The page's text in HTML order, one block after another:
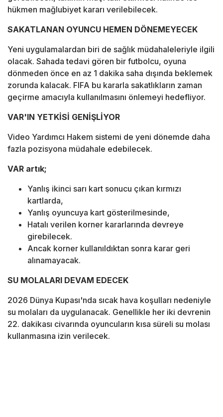
hükmen mağlubiyet kararı verilebilecek.
SAKATLANAN OYUNCU HEMEN DÖNEMEYECEK
Yeni uygulamalardan biri de sağlık müdahaleleriyle ilgili
olacak. Sahada tedavi gören bir futbolcu, oyuna
dönmeden önce en az 1 dakika saha dışında beklemek
zorunda kalacak. FIFA bu kararla sakatlıkların zaman
geçirme amacıyla kullanılmasını önlemeyi hedefliyor.
VAR'IN YETKİSİ GENİŞLİYOR
Video Yardımcı Hakem sistemi de yeni dönemde daha
fazla pozisyona müdahale edebilecek.
VAR artık;
Yanlış ikinci sarı kart sonucu çıkan kırmızı
kartlarda,
Yanlış oyuncuya kart gösterilmesinde,
Hatalı verilen korner kararlarında devreye
girebilecek.
Ancak korner kullanıldıktan sonra karar geri
alınamayacak.
SU MOLALARI DEVAM EDECEK
2026 Dünya Kupası'nda sıcak hava koşulları nedeniyle
su molaları da uygulanacak. Genellikle her iki devrenin
22. dakikası civarında oyuncuların kısa süreli su molası
kullanmasına izin verilecek.